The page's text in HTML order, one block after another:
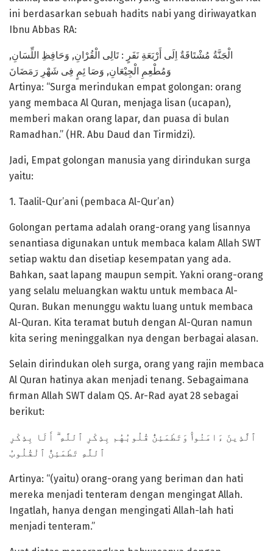
ini berdasarkan sebuah hadits nabi yang diriwayatkan
Ibnu Abbas RA:
وَمُطْعِمِ الْجِيْعَانِ, وَصَا ئِمٍ فِى شَهْرِ رَمَضَانَ
Artinya: “Surga merindukan empat golongan: orang
yang membaca Al Quran, menjaga lisan (ucapan),
memberi makan orang lapar, dan puasa di bulan
Ramadhan.” (HR. Abu Daud dan Tirmidzi).
Jadi, Empat golongan manusia yang dirindukan surga
yaitu:
1. Taalil-Qur’ani (pembaca Al-Qur’an)
Golongan pertama adalah orang-orang yang lisannya
senantiasa digunakan untuk membaca kalam Allah SWT
setiap waktu dan disetiap kesempatan yang ada.
Bahkan, saat lapang maupun sempit. Yakni orang-orang
yang selalu meluangkan waktu untuk membaca Al-
Quran. Bukan menunggu waktu luang untuk membaca
Al-Quran. Kita teramat butuh dengan Al-Quran namun
kita sering meninggalkan nya dengan berbagai alasan.
Selain dirindukan oleh surga, orang yang rajin membaca
Al Quran hatinya akan menjadi tenang. Sebagaimana
firman Allah SWT dalam QS. Ar-Rad ayat 28 sebagai
berikut:
ٱللَّهِ تَطْمَئِنُّ ٱلْقُلُوبُ
Artinya: “(yaitu) orang-orang yang beriman dan hati
mereka menjadi tenteram dengan mengingat Allah.
Ingatlah, hanya dengan mengingati Allah-lah hati
menjadi tenteram.”